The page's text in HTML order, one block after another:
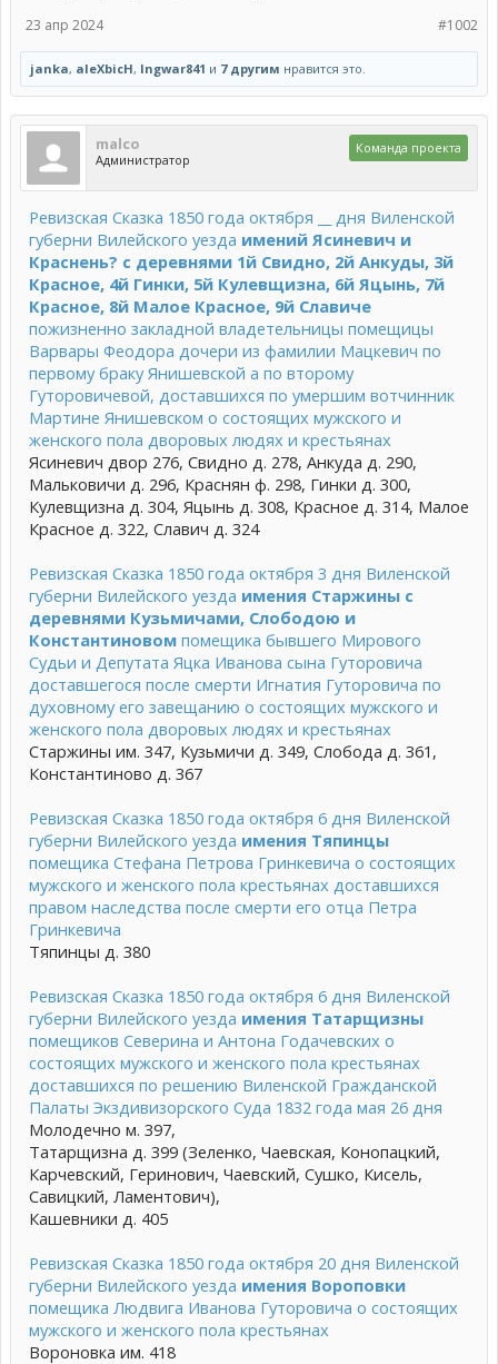
#1002
23 апр 2024
janka, aleXbicH, Ingwar841 и 7 другим нравится это.
malco
Администратор
Команда проекта
Ревизская Сказка 1850 года октября __ дня Виленской
губерни Вилейского уезда имений Ясиневич и
Краснень? с деревнями 1й Свидно, 2й Анкуды, 3й
Красное, 4й Гинки, 5й Кулевщизна, 6й Яцынь, 7й
Красное, 8й Малое Красное, 9й Славиче
пожизненно закладной владетельницы помещицы
Варвары Феодора дочери из фамилии Мацкевич по
первому браку Янишевской а по второму
Гуторовичевой, доставшихся по умершим вотчинник
Мартине Янишевском о состоящих мужского и
женского пола дворовых людях и крестьянах
Ясиневич двор 276, Свидно д. 278, Анкуда д. 290,
Мальковичи д. 296, Краснян ф. 298, Гинки д. 300,
Кулевщизна д. 304, Яцынь д. 308, Красное д. 314, Малое
Красное д. 322, Славич д. 324
Ревизская Сказка 1850 года октября 3 дня Виленской
губерни Вилейского уезда имения Старжины с
деревнями Кузьмичами, Слободою и
Константиновом помещика бывшего Мирового
Судьи и Депутата Яцка Иванова сына Гуторовича
доставшегося после смерти Игнатия Гуторовича по
духовному его завещанию о состоящих мужского и
женского пола дворовых людях и крестьянах
Старжины им. 347, Кузьмичи д. 349, Слобода д. 361,
Константиново д. 367
Ревизская Сказка 1850 года октября 6 дня Виленской
губерни Вилейского уезда имения Тяпинцы
помещика Стефана Петрова Гринкевича о состоящих
мужского и женского пола крестьянах доставшихся
правом наследства после смерти его отца Петра
Гринкевича
Тяпинцы д. 380
Ревизская Сказка 1850 года октября 6 дня Виленской
губерни Вилейского уезда имения Татарщизны
помещиков Северина и Антона Годачевских о
состоящих мужского и женского пола крестьянах
доставшихся по решению Виленской Гражданской
Палаты Экздивизорского Суда 1832 года мая 26 дня
Молодечно м. 397,
Татарщизна д. 399 (Зеленко, Чаевская, Конопацкий,
Карчевский, Геринович, Чаевский, Сушко, Кисель,
Савицкий, Ламентович),
Кашевники д. 405
Ревизская Сказка 1850 года октября 20 дня Виленской
губерни Вилейского уезда имения Вороповки
помещика Людвига Иванова Гуторовича о состоящих
мужского и женского пола крестьянах
Вороновка им. 418